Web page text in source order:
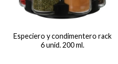
Especiero y condimentero rack
6 unid. 200 ml.